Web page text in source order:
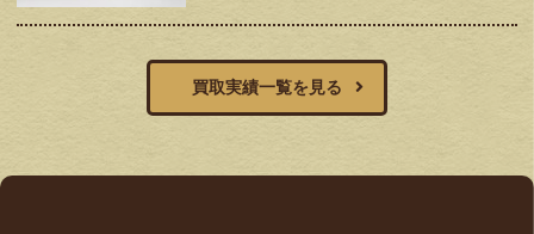
買取実績一覧を見る